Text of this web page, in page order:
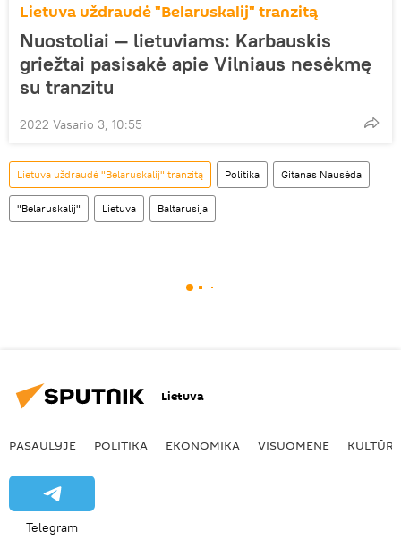
Lietuva uždraudė "Belaruskalij" tranzitą
Nuostoliai — lietuviams: Karbauskis
griežtai pasisakė apie Vilniaus nesėkmę
su tranzitu
2022 Vasario 3, 10:55
Lietuva uždraudė "Belaruskalij" tranzitą Politika Gitanas Nausėda
"Belaruskalij" Lietuva Baltarusija
Lietuva
PASAULYJE POLITIKA EKONOMIKA VISUOMENĖ KULTŪRA
Telegram